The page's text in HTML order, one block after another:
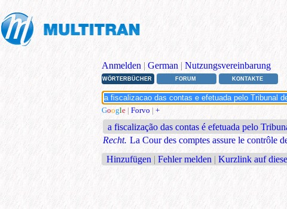
Anmelden | German | Nutzungsvereinbarung
WÖRTERBÜCHER FORUM KONTAKTE
Google | Forvo | +
a fiscalização das contas é efetuada pelo
Recht. La Cour des comptes assure le contrôle
Hinzufügen | Fehler melden | Kurzlink auf